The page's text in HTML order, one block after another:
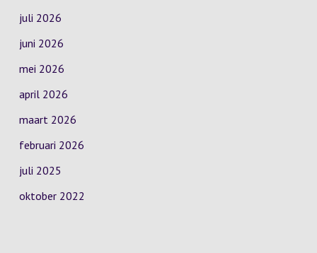
juli 2026
juni 2026
mei 2026
april 2026
maart 2026
februari 2026
juli 2025
oktober 2022